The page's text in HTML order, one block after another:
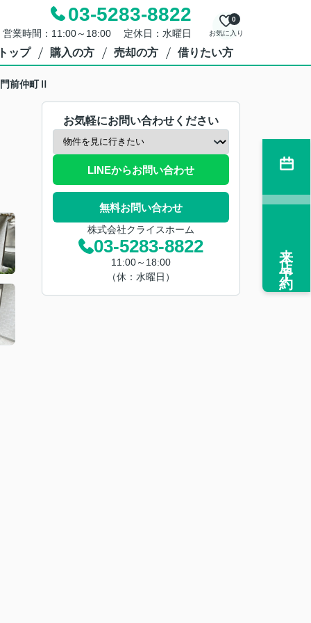
03-5283-8822
営業時間：11:00～18:00 定休日：水曜日 お気に入り
0
ップ 購入の方 売却の方 借りたい方
前仲町Ⅱ
お気軽にお問い合わせください
LINEからお問い合わせ
無料お問い合わせ
株式会社クライスホーム
03-5283-8822
11:00～18:00
（休：水曜日）
来店予約